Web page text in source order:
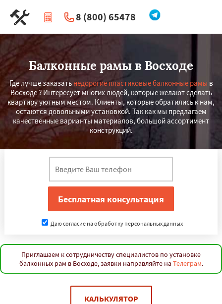
8 (800) 65478
| Перезвоните мне
Балконные рамы в Восходе
Где лучше заказать недорогие пластиковые балконные рамы в
Восходе ? Интересует многих людей, которые желают сделать
квартиру уютным местом. Клиенты, которые обратились к нам,
остаются довольными установкой. Так как мы предлагаем
качественные варианты материалов, большой ассортимент
конструкций.
Даю согласие на обработку персональных данных
Приглашаем к сотрудничеству специалистов по установке
балконных рам в Восходе, заявки направляйте на Телеграм.
КАЛЬКУЛЯТОР